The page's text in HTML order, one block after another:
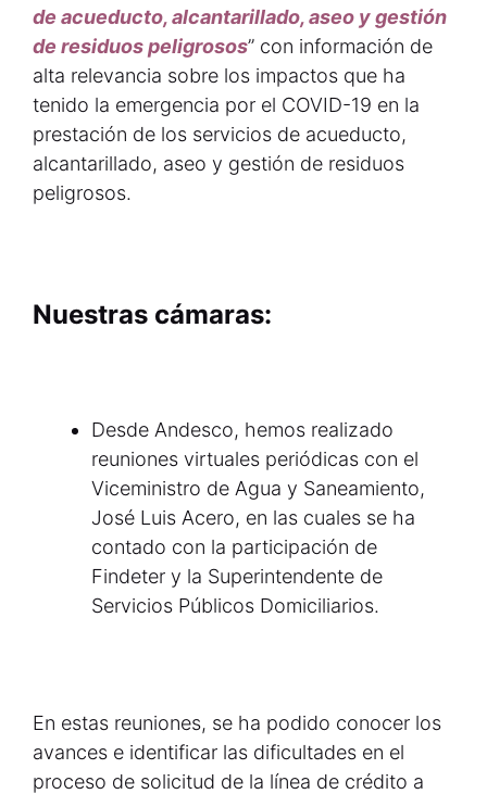
de acueducto, alcantarillado, aseo y gestión
de residuos peligrosos” con información de
alta relevancia sobre los impactos que ha
tenido la emergencia por el COVID-19 en la
prestación de los servicios de acueducto,
alcantarillado, aseo y gestión de residuos
peligrosos.
Nuestras cámaras:
Desde Andesco, hemos realizado
reuniones virtuales periódicas con el
Viceministro de Agua y Saneamiento,
José Luis Acero, en las cuales se ha
contado con la participación de
Findeter y la Superintendente de
Servicios Públicos Domiciliarios.
En estas reuniones, se ha podido conocer los
avances e identificar las dificultades en el
proceso de solicitud de la línea de crédito a